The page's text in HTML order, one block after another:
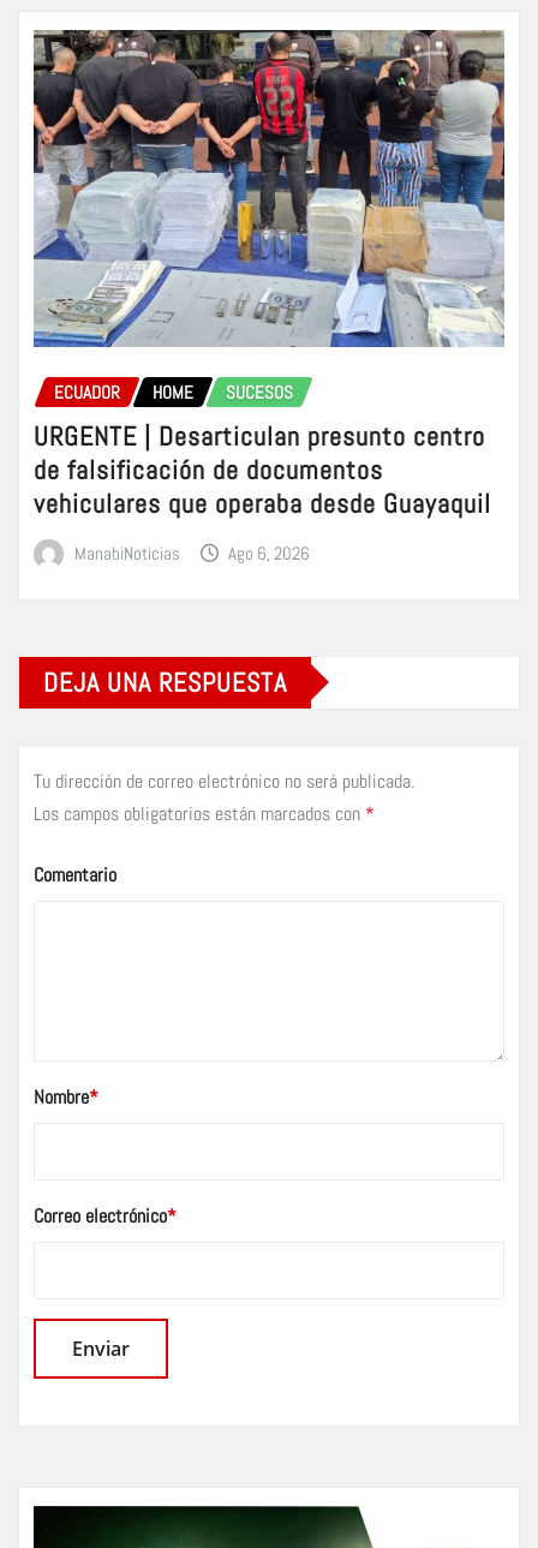
ECUADOR HOME SUCESOS
URGENTE | Desarticulan presunto centro
de falsificación de documentos
vehiculares que operaba desde Guayaquil
ManabiNoticias Ago 6, 2026
DEJA UNA RESPUESTA
Tu dirección de correo electrónico no será publicada.
Los campos obligatorios están marcados con *
Comentario
Nombre*
Correo electrónico*